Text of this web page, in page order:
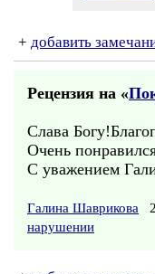
+ добавить
Рецензия на «
Слава
Очень
С уважением
Галина Шаврикова
нарушении